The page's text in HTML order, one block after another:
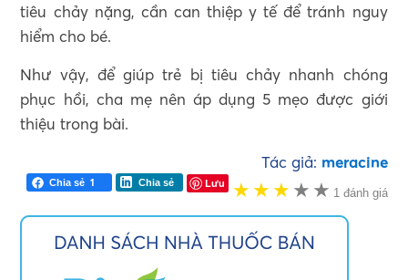
tiêu chảy nặng, cần can thiệp y tế để tránh nguy
hiểm cho bé.
Như vậy, để giúp trẻ bị tiêu chảy nhanh chóng
phục hồi, cha mẹ nên áp dụng 5 mẹo được giới
thiệu trong bài.
Tác giả: meracine
★★★ ★ ★
★ 1 đánh giá
Chia sẻ 1 Chia sẻ Lưu